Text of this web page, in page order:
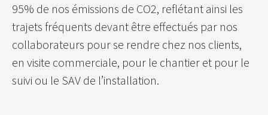
95% de nos émissions de CO2, reflétant ainsi les
trajets fréquents devant être effectués par nos
collaborateurs pour se rendre chez nos clients,
en visite commerciale, pour le chantier et pour le
suivi ou le SAV de l’installation.